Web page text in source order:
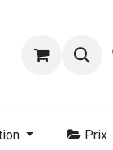
Conditions-
Prix